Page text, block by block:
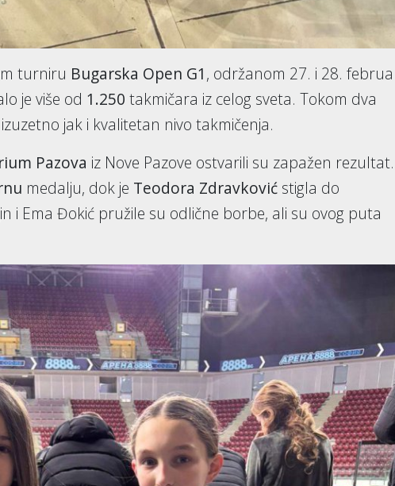
turniru Bugarska Open G1, održanom 27. i 28.
je više od 1.250 takmičara iz celog sveta. Tokom dva
jak i kvalitetan nivo takmičenja.
Pazova iz Nove Pazove ostvarili su zapažen rezultat.
medalju, dok je Teodora Zdravković stigla do
i Ema Đokić pružile su odlične borbe, ali su ovog puta